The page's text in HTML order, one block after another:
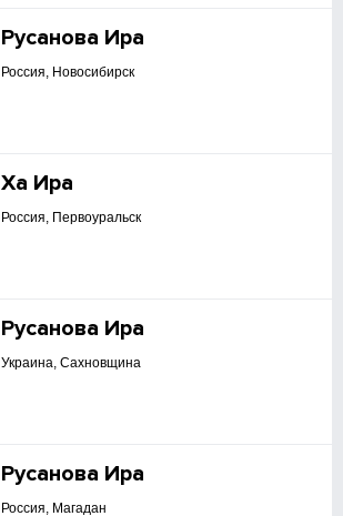
Русанова Ира
Россия, Новосибирск
Ха Ира
Россия, Первоуральск
Русанова Ира
Украина, Сахновщина
Русанова Ира
Россия, Магадан